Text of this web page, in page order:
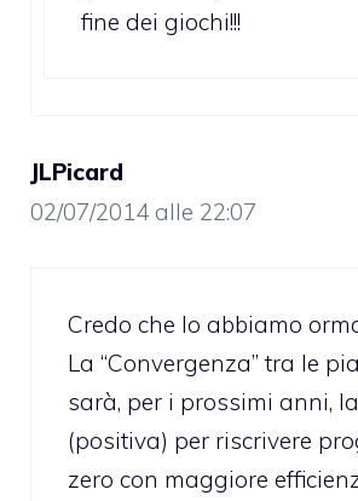
fine dei giochi!!!
JLPicard
02/07/2014 alle 22:07
Credo che lo abbiamo
La “Convergenza” tra le
sarà, per i prossimi anni,
(positiva) per riscrivere
zero con maggiore